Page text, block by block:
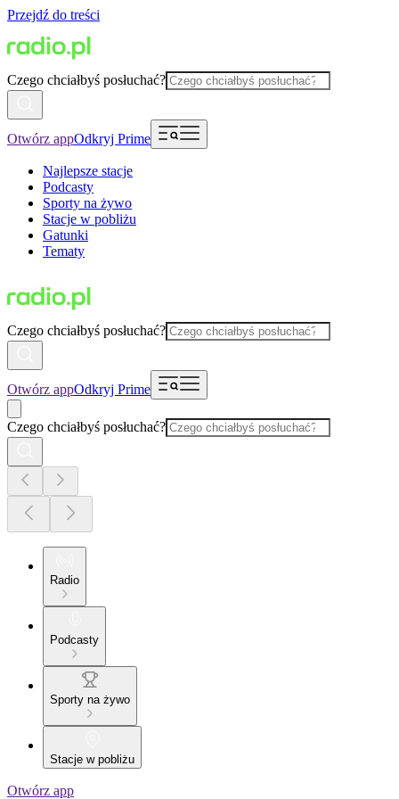
Przejdź do treści
Czego chciałbyś posłuchać?
Otwórz appOdkryj Prime
Najlepsze stacje
Podcasty
Sporty na żywo
Stacje w pobliżu
Gatunki
Tematy
Czego chciałbyś posłuchać?
Otwórz appOdkryj Prime
Czego chciałbyś posłuchać?
Radio
Podcasty
Sporty na żywo
Stacje w pobliżu
Otwórz app